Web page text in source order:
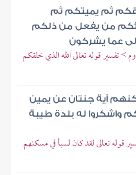
ثم يميتكم ثم
من يفعل من ذلكم
عما يشركون
> تفسير قوله تعالى الله الذي خلقكم
آية جنتان عن يمين
واشكروا له بلدة طيبة
قوله تعالى لقد كان لسبأ في مسكنهم